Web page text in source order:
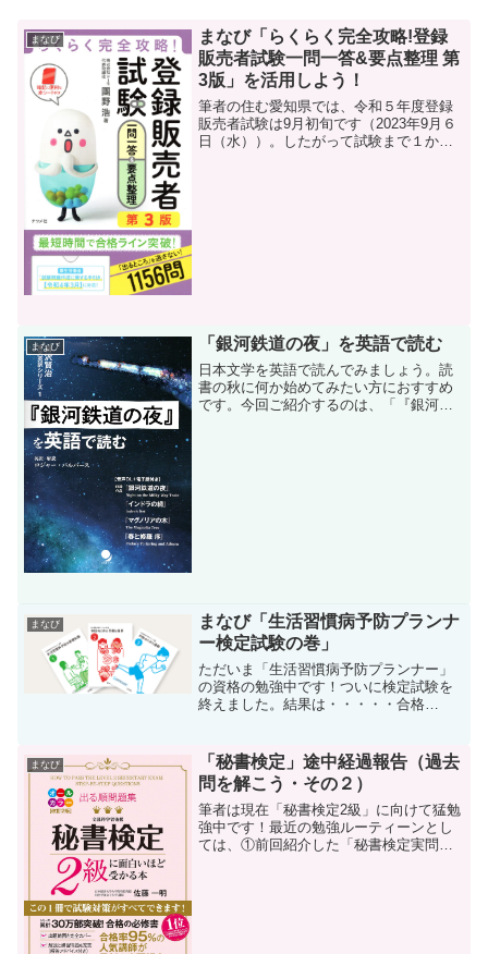
まなび
まなび「らくらく完全攻略!登録
販売者試験一問一答&要点整理 第
3版」を活用しよう！
筆者の住む愛知県では、令和５年度登録
販売者試験は9月初旬です（2023年9月６
日（水））。したがって試験まで１か月
まなび 「銀河鉄道の夜」を英語で読む
日本文学を英語で読んでみましょう。読
書の秋に何か始めてみたい方におすすめ
です。今回ご紹介するのは、「『銀河鉄
まなび
まなび「生活習慣病予防プランナ
ー検定試験の巻」
ただいま「生活習慣病予防プランナー」
の資格の勉強中です！ついに検定試験を
終えました。結果は・・・・・合格
１度きり。落ちると認定してもらえない
ので何回も見直ししました。そ...
まなび
「秘書検定」途中経過報告（過去
問を解こう・その２）
筆者は現在「秘書検定2級」に向けて猛勉
強中です！最近の勉強ルーティーンとし
ては、①前回紹介した「秘書検定実問題